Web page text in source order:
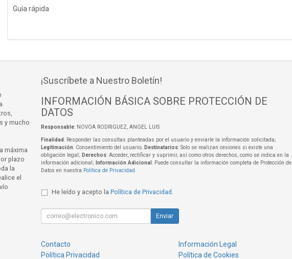
Guía rápida
y mucho
máxima
plazo
la
el
¡Suscríbete a Nuestro Boletín!
INFORMACIÓN BÁSICA SOBRE PROTECCIÓN DE
DATOS
Responsable: NOVOA RODRIGUEZ, ANGEL LUIS
Finalidad: Responder las consultas planteadas por el usuario y enviarle la información solicitada;
Legitimación: Consentimiento del usuario; Destinatarios: Solo se realizan cesiones si existe una
obligación legal; Derechos: Acceder, rectificar y suprimir, así como otros derechos, como se indica en la
información adicional;
Información Adicional : Puede consultar la información completa de Protección de
Datos en nuestra Política de Privacidad .
He leído y acepto la Política de Privacidad .
Enviar
Contacto
Información Legal
Política Privacidad
Política de Cookies